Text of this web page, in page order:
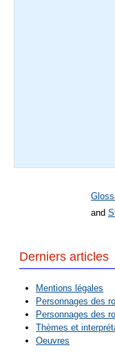
and
Derniers articles
Mentions légales
Personnages des
Personnages des
Thèmes et
Oeuvres